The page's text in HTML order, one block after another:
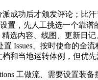
成功后才颁发评论；比
置，先人工挑选一个靠
精选内容、线图、更新
Issues、按时使命的全
和当地运转体例，但优
工做流、需要设置装备